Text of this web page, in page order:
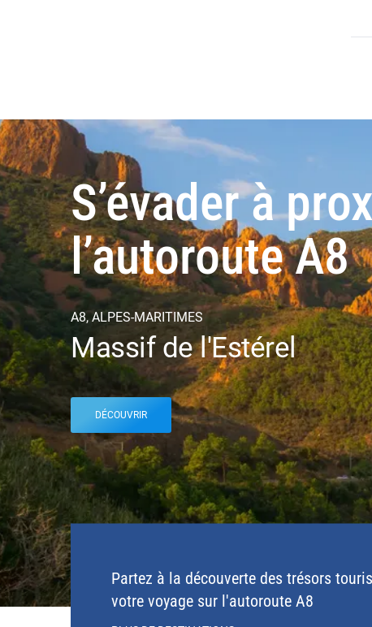
S’évader à
l’autoroute A8
A8, ALPES-MARITIMES
Massif de l'Estérel
DÉCOUVRIR
Partez à la découverte des trésors
votre voyage sur l'autoroute A8